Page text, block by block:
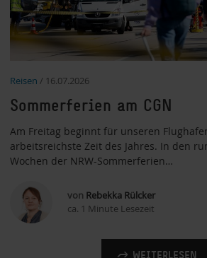
Reisen / 16.07.2026
Sommerferien am CGN
Am Freitag beginnt für unseren
arbeitsreichste Zeit des Jahres. In den
Wochen der NRW-Sommerferien…
von Rebekka Rülcker
ca. 1 Minute Lesezeit
WEITERLESEN